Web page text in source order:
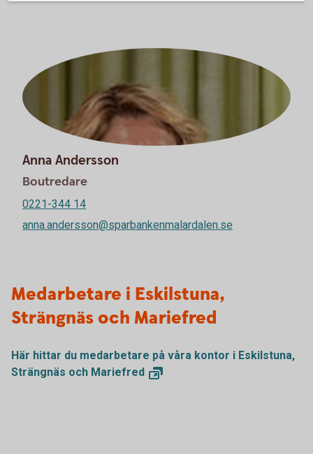
Anna Andersson
Boutredare
0221-344 14
anna.andersson@sparbankenmalardalen.se
Medarbetare i Eskilstuna,
Strängnäs och Mariefred
Här hittar du medarbetare på våra kontor i Eskilstuna,
Strängnäs och Mariefred